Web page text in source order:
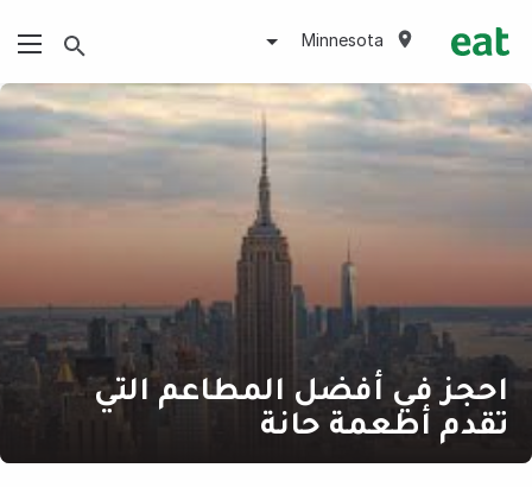
Minnesota
احجز في أفضل المطاعم التي
تقدم أطعمة حانة